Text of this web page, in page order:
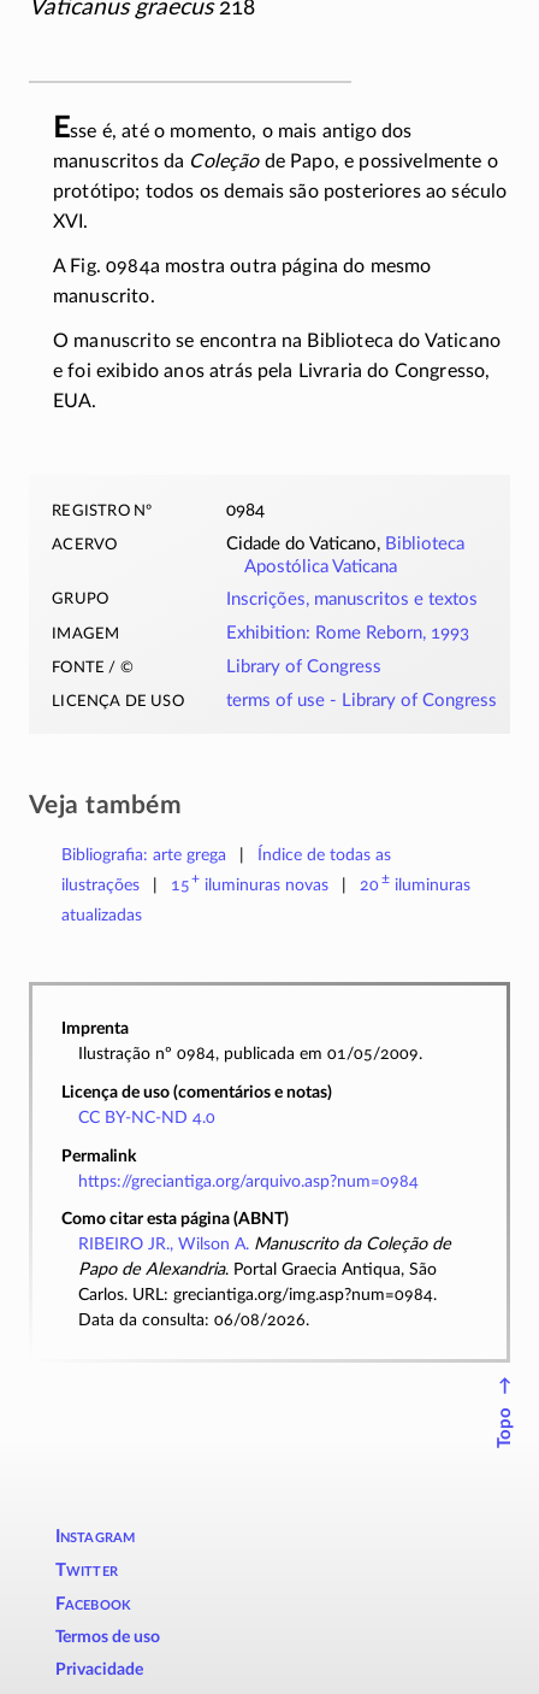
Vaticanus graecus218
Esse é, até o momento, o mais antigo dos
manuscritos da Coleçãode Papo, e possivelmente o
protótipo; todos os demais são posteriores ao século
XVI.
A Fig. 0984a mostra outra página do mesmo
manuscrito.
O manuscrito se encontra na Biblioteca do Vaticano
e foi exibido anos atrás pela Livraria do Congresso,
EUA.
registro nº 0984
acervo Cidade do Vaticano, Biblioteca
Apostólica Vaticana
grupo Inscrições, manuscritos e textos
imagem Exhibition: Rome Reborn, 1993
fonte / © Library of Congress
licença de uso terms of use - Library of Congress
Veja também
Bibliografia: arte grega
Índice de todas as
ilustrações
15+ iluminuras novas 20±iluminuras
atualizadas
Imprenta
Ilustração nº 0984, publicada em 01/05/2009.
Licença de uso (comentários e notas)
CC BY-NC-ND 4.0
Permalink
https://greciantiga.org/arquivo.asp?num=0984
Como citar esta página (ABNT)
RIBEIRO JR., Wilson A. Manuscrito da Coleção de
Papo de Alexandria. Portal Graecia Antiqua, São
Carlos. URL: greciantiga.org/img.asp?num=0984.
Data da consulta: 06/08/2026.
↑
Topo
Instagram
Twitter
Facebook
Termos de uso
Privacidade